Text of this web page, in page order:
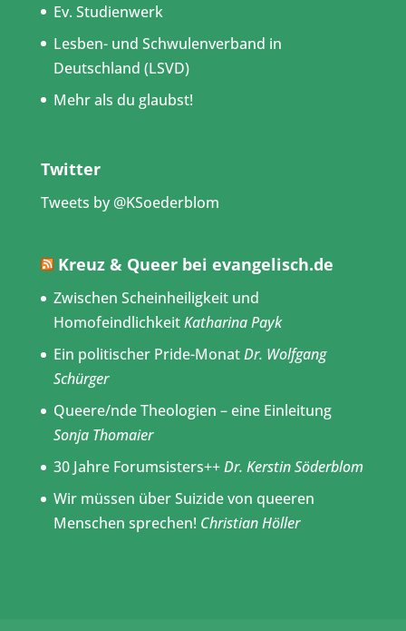
Ev. Studienwerk
Lesben- und Schwulenverband in
Deutschland (LSVD)
Mehr als du glaubst!
Twitter
Tweets by @KSoederblom
Kreuz & Queer bei evangelisch.de
Zwischen Scheinheiligkeit und
HomofeindlichkeitKatharina Payk
Ein politischer Pride-MonatDr. Wolfgang
Schürger
Queere/nde Theologien – eine Einleitung
Sonja Thomaier
30 Jahre Forumsisters++Dr. Kerstin Söderblom
Wir müssen über Suizide von queeren
Menschen sprechen! Christian Höller